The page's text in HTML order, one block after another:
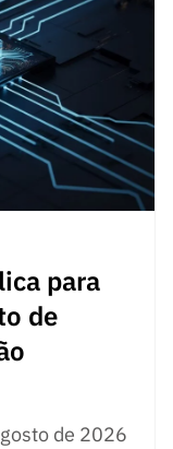
para
de
de 2026